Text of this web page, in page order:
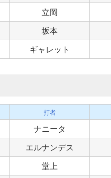
立岡
坂本
ギャレット
打者
ナニータ
エルナンデス
堂上